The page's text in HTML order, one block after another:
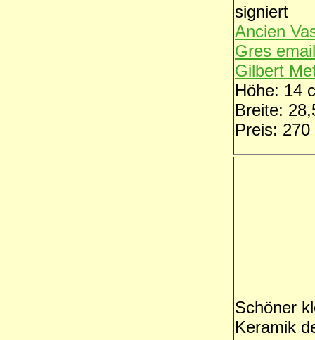
signiert
Ancien
Gres
Gilbert
Höhe: 14
Breite:
Preis: 270
Schöner
Keramik